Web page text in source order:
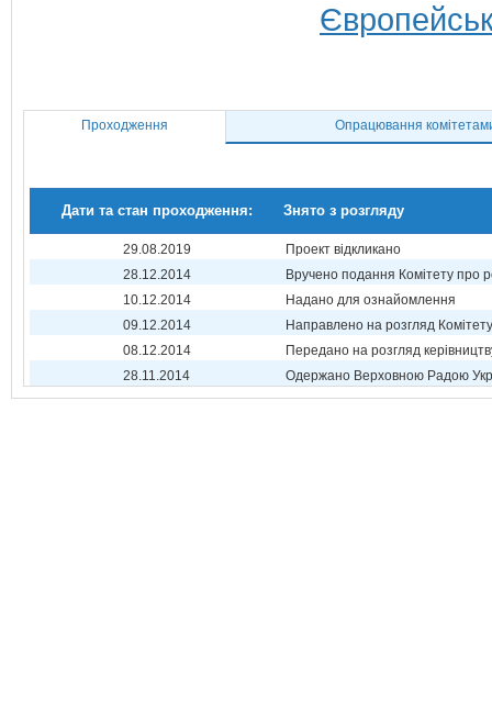
Проходження Опрацювання
Дати та стан проходження: Знято з розгляду
29.08.2019
Проект відкликано
28.12.2014
Вручено подання Комітету про
10.12.2014
Надано для ознайомлення
09.12.2014
Направлено на розгляд Комітету
08.12.2014
Передано на розгляд
28.11.2014
Одержано Верховною Радою